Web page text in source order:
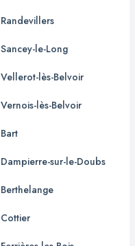
Randevillers
Sancey-le-Long
Vellerot-lès-Belvoir
Vernois-lès-Belvoir
Bart
Dampierre-sur-le-Doubs
Berthelange
Cottier